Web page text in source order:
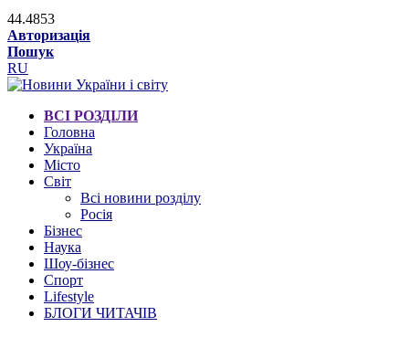
44.4853
Авторизація
Пошук
RU
ВСІ РОЗДІЛИ
Головна
Україна
Місто
Світ
Всі новини розділу
Росія
Бізнес
Наука
Шоу-бізнес
Спорт
Lifestyle
БЛОГИ ЧИТАЧІВ